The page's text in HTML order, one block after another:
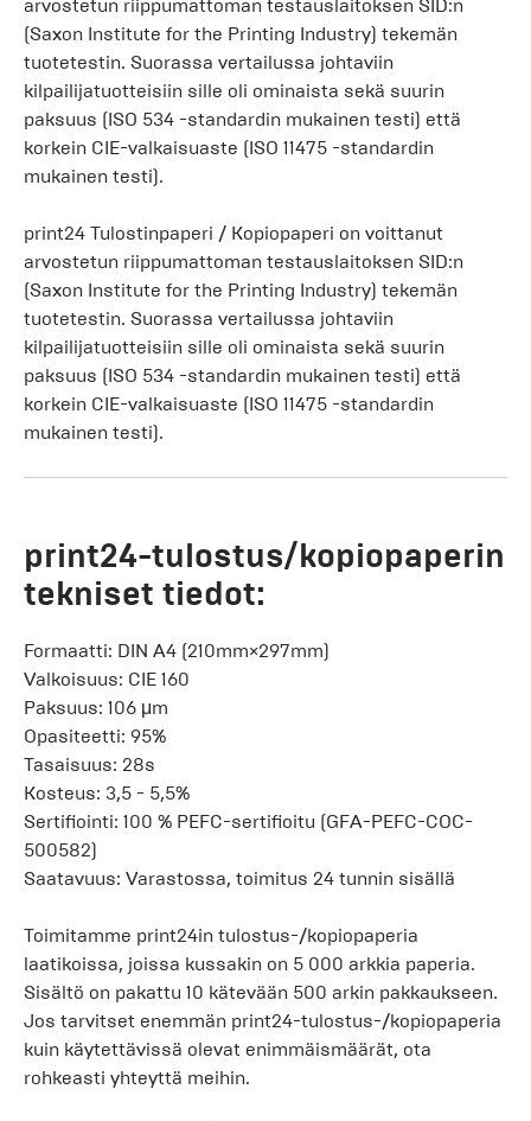
arvostetun riippumattoman testauslaitoksen SID:n
(Saxon Institute for the Printing Industry) tekemän
tuotetestin. Suorassa vertailussa johtaviin
kilpailijatuotteisiin sille oli ominaista sekä suurin
paksuus (ISO 534 -standardin mukainen testi) että
korkein CIE-valkaisuaste (ISO 11475 -standardin
mukainen testi).
print24 Tulostinpaperi / Kopiopaperi on voittanut
arvostetun riippumattoman testauslaitoksen SID:n
(Saxon Institute for the Printing Industry) tekemän
tuotetestin. Suorassa vertailussa johtaviin
kilpailijatuotteisiin sille oli ominaista sekä suurin
paksuus (ISO 534 -standardin mukainen testi) että
korkein CIE-valkaisuaste (ISO 11475 -standardin
mukainen testi).
print24-tulostus/kopiopaperin
tekniset tiedot:
Formaatti: DIN A4 (210mm×297mm)
Valkoisuus: CIE 160
Paksuus: 106 μm
Opasiteetti: 95%
Tasaisuus: 28s
Kosteus: 3,5 - 5,5%
Sertifiointi: 100 % PEFC-sertifioitu (GFA-PEFC-COC-
500582)
Saatavuus: Varastossa, toimitus 24 tunnin sisällä
Toimitamme print24in tulostus-/kopiopaperia
laatikoissa, joissa kussakin on 5 000 arkkia paperia.
Sisältö on pakattu 10 kätevään 500 arkin pakkaukseen.
Jos tarvitset enemmän print24-tulostus-/kopiopaperia
kuin käytettävissä olevat enimmäismäärät, ota
rohkeasti yhteyttä meihin.